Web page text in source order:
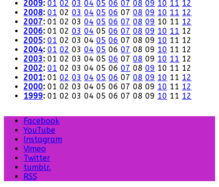
2009: 01 02 03 04 05 06 07 08 09 10 11 12
2008: 01 02 03 04 05 06 07 08 09 10 11 12
2007: 01 02 03 04 05 06 07 08 09 10 11 12
2006: 01 02 03 04 05 06 07 08 09 10 11 12
2005: 01 02 03 04 05 06 07 08 09 10 11 12
2004: 01 02 03 04 05 06 07 08 09 10 11 12
2003: 01 02 03 04 05 06 07 08 09 10 11 12
2002: 01 02 03 04 05 06 07 08 09 10 11 12
2001: 01 02 03 04 05 06 07 08 09 10 11 12
2000: 01 02 03 04 05 06 07 08 09 10 11 12
1999: 01 02 03 04 05 06 07 08 09 10 11 12
Facebook
YouTube
Instagram
Vimeo
Twitter
tumblr.
RSS